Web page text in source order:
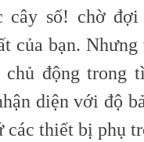
cây số! chờ
của bạn.
chủ động trong
diện với độ
các thiết bị phụ